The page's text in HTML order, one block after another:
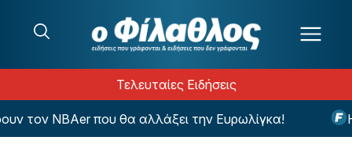
Τελευταίες Ειδήσεις
NBAer που θα αλλάξει την Ευρωλίγκα! Η